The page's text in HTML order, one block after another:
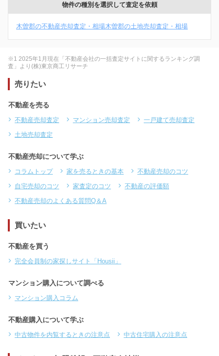
物件の種別を選択して査定を依頼
木曽郡の不動産売却査定・相場木曽郡の土地売却査定・相場
※1 2025年1月現在「不動産会社の一括査定サイトに関するランキング調
査」より(株)東京商工リサーチ
売りたい
不動産を売る
不動産売却査定 マンション売却査定
一戸建て売却査定
土地売却査定
不動産売却について学ぶ
コラムトップ 家を売るときの基本
不動産売却のコツ
自宅売却のコツ
家査定のコツ
不動産の評価額
不動産売却のよくある質問Q＆A
買いたい
不動産を買う
完全会員制の家探しサイト「Housii」
マンション購入について調べる
マンション購入コラム
不動産購入について学ぶ
中古物件を内覧するときの注意点 中古住宅購入の注意点